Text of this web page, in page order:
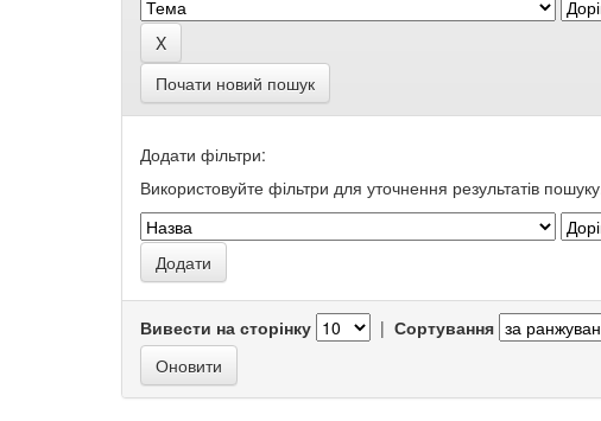
Почати новий пошук
Додати фільтри:
Використовуйте фільтри для уточнення результатів
Вивести на сторінку | Сортування